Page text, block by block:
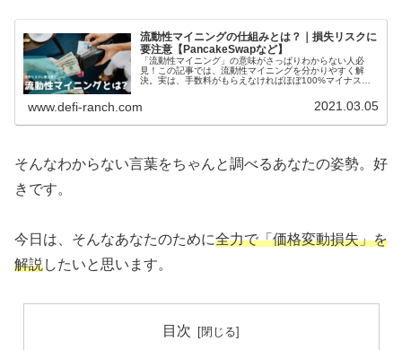
流動性マイニングの仕組みとは？｜損失リスクに
要注意【PancakeSwapなど】
「流動性マイニング」の意味がさっぱりわからない人必
見！この記事では、流動性マイニングを分かりやすく解
決。実は、手数料がもらえなければほぼ100%マイナスに
www.defi-ranch.com 2021.03.05
そんなわからない言葉をちゃんと調べるあなたの姿勢。好
きです。
今日は、そんなあなたのために全力で「価格変動損失」を
解説したいと思います。
目次